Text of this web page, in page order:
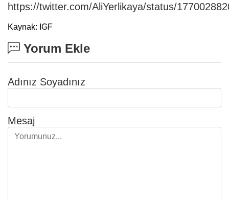
https://twitter.com/AliYerlikaya/status/
Kaynak: IGF
Yorum Ekle
Adınız Soyadınız
Mesaj